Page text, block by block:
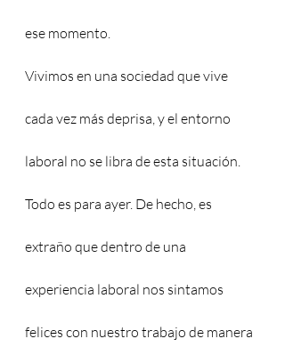
ese momento.
Vivimos en una sociedad que vive
cada vez más deprisa, y el entorno
laboral no se libra de esta situación.
Todo es para ayer. De hecho, es
extraño que dentro de una
experiencia laboral nos sintamos
felices con nuestro trabajo de manera